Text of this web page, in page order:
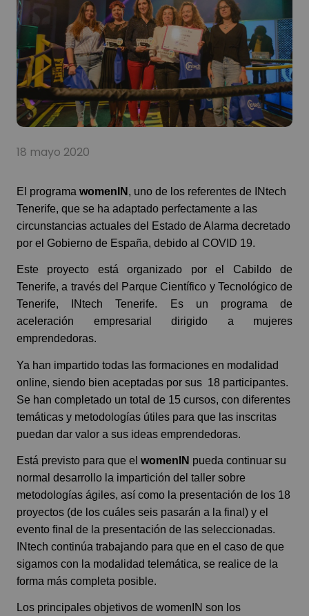
18 mayo 2020
El programa womenIN , uno de los referentes de INtech
Tenerife, que se ha adaptado perfectamente a las
circunstancias actuales del Estado de Alarma decretado
por el Gobierno de España, debido al COVID 19.
Este proyecto está organizado por el Cabildo de
Tenerife, a través del Parque Científico y Tecnológico de
Tenerife, INtech Tenerife. Es un programa de
aceleración empresarial dirigido a mujeres
emprendedoras.
Ya han impartido todas las formaciones en modalidad
online, siendo bien aceptadas por sus 18 participantes.
Se han completado un total de 15 cursos, con diferentes
temáticas y metodologías útiles para que las inscritas
puedan dar valor a sus ideas emprendedoras.
Está previsto para que el womenIN pueda continuar su
normal desarrollo la impartición del taller sobre
metodologías ágiles, así como la presentación de los 18
proyectos (de los cuáles seis pasarán a la final) y el
evento final de la presentación de las seleccionadas.
INtech continúa trabajando para que en el caso de que
sigamos con la modalidad telemática, se realice de la
forma más completa posible.
Los principales objetivos de womenIN son los